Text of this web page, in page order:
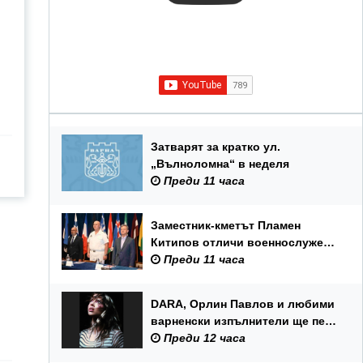
Затварят за кратко ул.
„Вълноломна“ в неделя
Преди 11 часа
Заместник-кметът Пламен
Китипов отличи военнослужещи
и цивилни служители по повод
Преди 11 часа
DARA, Орлин Павлов и любими
варненски изпълнители ще пеят
на празника на Варна
Преди 12 часа